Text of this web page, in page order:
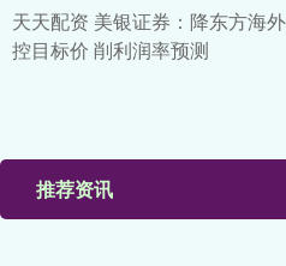
天天配资 美银证券：降东方海
控目标价 削利润率预测
推荐资讯